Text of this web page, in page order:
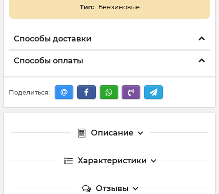
Тип:
Бензиновые
Способы доставки
Способы оплаты
Поделиться:
Описание
Характеристики
Отзывы